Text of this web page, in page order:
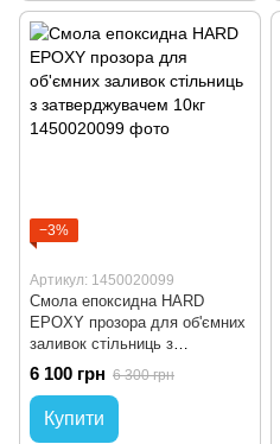
−3%
Артикул: 1450020099
Смола епоксидна HARD
EPOXY прозора для об'ємних
заливок стільниць з
затверджувачем 10кг
6 100 грн 6 300 грн
Купити